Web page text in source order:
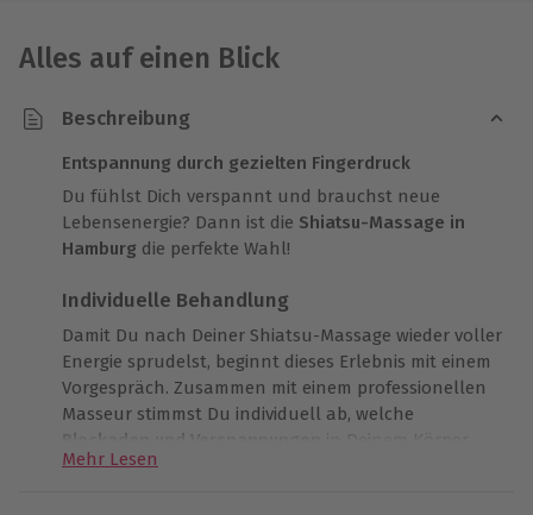
Alles auf einen Blick
Beschreibung
Entspannung durch gezielten Fingerdruck
Du fühlst Dich verspannt und brauchst neue
Lebensenergie? Dann ist die Shiatsu-Massage in
Hamburg die perfekte Wahl!
Individuelle Behandlung
Damit Du nach Deiner Shiatsu-Massage wieder voller
Energie sprudelst, beginnt dieses Erlebnis mit einem
Vorgespräch. Zusammen mit einem professionellen
Masseur stimmst Du individuell ab, welche
Blockaden und Verspannungen
in Deinem Körper
durch gezielte Behandlung gelöst werden sollen.
Mehr Lesen